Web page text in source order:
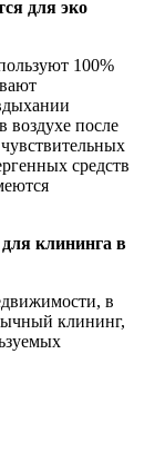
для эко
100%
воздухе после
средств
клининга в
в
клининг,